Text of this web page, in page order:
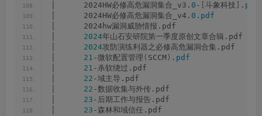
│      2024HW必修高危漏洞集合_v3. 0 - 斗象科技 . pdf
│      2024HW必修高危漏洞集合_v4. 0 . pdf
│      2024hw漏洞威胁情报.pdf
2024年山石安研院第一季度原创文章合辑.pdf
2024攻防演练利器之必修高危漏洞合集.pdf
21 -微软配置管理 ( SCCM ) . pdf
21 -杀软绕过.pdf
22 -域主导.pdf
22 -数据收集与外传.pdf
23 -后期工作与报告.pdf
23 -森林和域信任.pdf